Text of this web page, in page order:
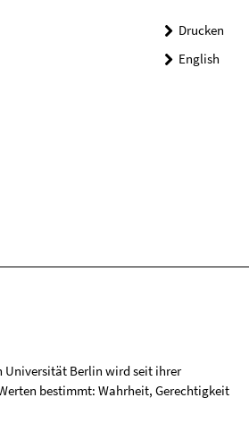
Drucken
English
Universität Berlin wird seit ihrer
bestimmt: Wahrheit, Gerechtigkeit